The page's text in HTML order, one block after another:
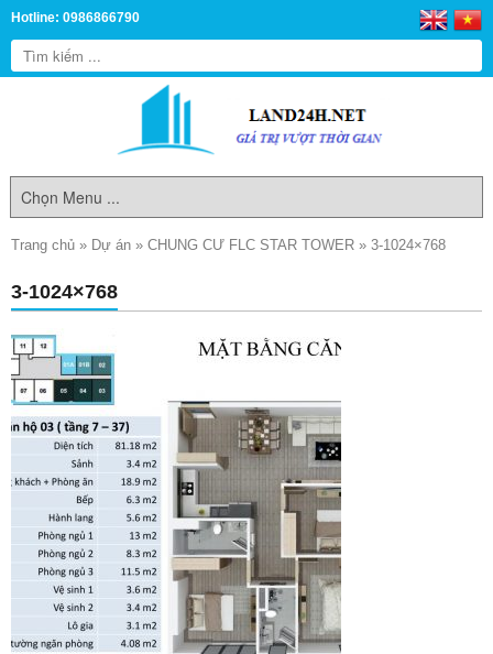
Hotline: 0986866790
Trang chủ » Dự án » CHUNG CƯ FLC STAR TOWER » 3-1024×768
3-1024×768